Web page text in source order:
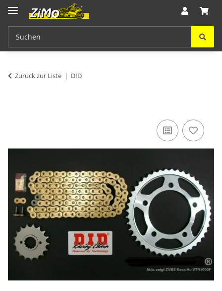
Zurück zur Liste DID